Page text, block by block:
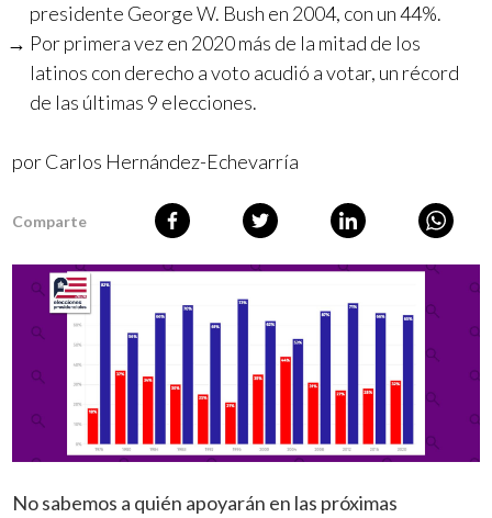
presidente George W. Bush en 2004, con un 44%.
Por primera vez en 2020 más de la mitad de los
latinos con derecho a voto acudió a votar, un récord
de las últimas 9 elecciones.
por Carlos Hernández-Echevarría
Comparte
No sabemos a quién apoyarán en las próximas